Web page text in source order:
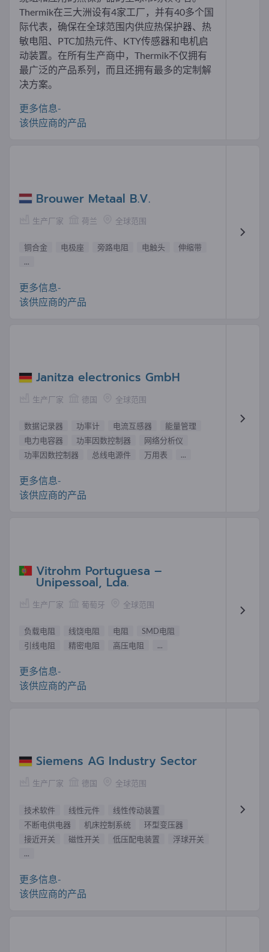
Thermik在三大洲设有4家工厂，并有40多个国
际代表，确保在全球范围内供应热保护器、热
敏电阻、PTC加热元件、KTY传感器和电机启
动装置。在所有生产商中，Thermik不仅拥有
最广泛的产品系列，而且还拥有最多的定制解
决方案。
更多信息-
该供应商的产品
Brouwer Metaal B.V.
生产厂家 荷兰 全球范围
铜合金 电极座 旁路电阻 电触头
伸缩带
...
更多信息-
该供应商的产品
Janitza electronics GmbH
生产厂家 德国 全球范围
数据记录器 功率计 电流互感器
能量管理
电力电容器
功率因数控制器
网络分析仪
功率因数控制器
总线电源件 万用表 ...
更多信息-
该供应商的产品
Vitrohm Portuguesa –
Unipessoal, Lda.
生产厂家 葡萄牙 全球范围
负载电阻 线饶电阻 电阻
SMD电阻
引线电阻
精密电阻 高压电阻 ...
更多信息-
该供应商的产品
Siemens AG Industry Sector
生产厂家 德国 全球范围
技术软件 线性元件
线性传动装置
不断电供电器
机床控制系统
环型变压器
接近开关
磁性开关 低压配电装置
浮球开关
...
更多信息-
该供应商的产品